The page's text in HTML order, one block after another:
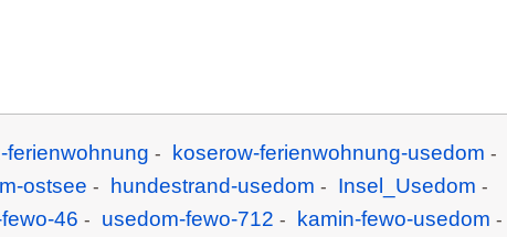
ferienwohnung - koserow-ferienwohnung-usedom -
ostsee - hundestrand-usedom - Insel_Usedom -
46 - usedom-fewo-712 - kamin-fewo-usedom -